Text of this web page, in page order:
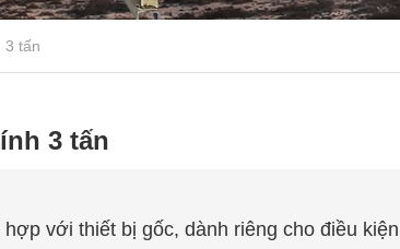
3 tấn
3 tấn
với thiết bị gốc, dành riêng cho điều